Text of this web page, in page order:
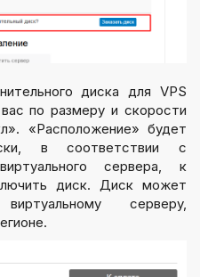
диска для VPS
по размеру и скорости
«Расположение» будет
в соответствии с
сервера, к
диск. Диск может
серверу,